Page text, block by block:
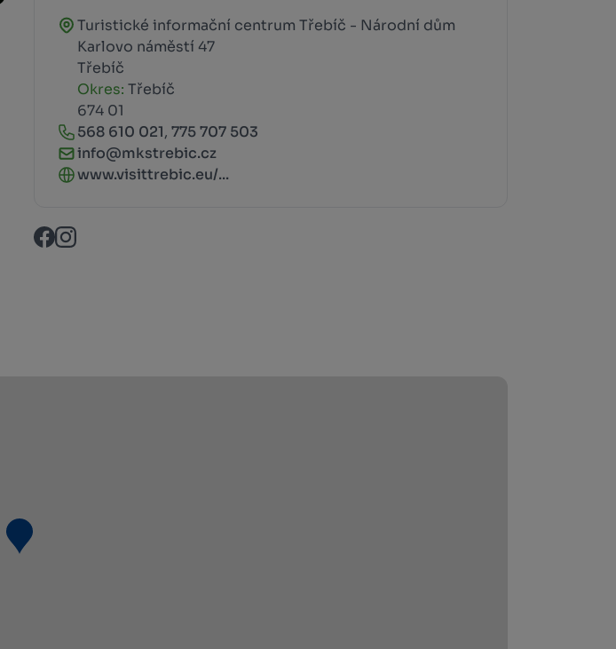
Turistické informační centrum Třebíč - Národní dům
Karlovo náměstí 47
Třebíč
Okres: Třebíč
674 01
568 610 021, 775 707 503
info@mkstrebic.cz
www.visittrebic.eu/...